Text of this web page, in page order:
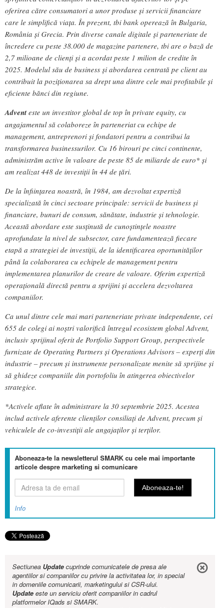
oferirea către consumatori a unor produse și servicii financiare
care le simplifică viața. În prezent, tbi bank operează în Bulgaria,
România și Grecia. Prin diverse canale digitale și parteneriate de
încredere cu peste 38.000 de magazine partenere, tbi are o bază de
2,7 milioane de clienți și a acordat peste 1 milion de credite în
2025. Modelul său de business și abordarea centrată pe client au
contribuit la poziționarea sa drept una dintre cele mai profitabile și
eficiente bănci din regiune.
Adventeste un investitor global de top în private equity, cu
angajamentul să colaboreze în parteneriat cu echipe de
management, antreprenori și fondatori pentru a contribui la
transformarea businessurilor. Cu 16 birouri pe cinci continente,
administrăm active în valoare de peste 85 de miliarde de euro* și
am realizat 448 de investiții în 44 de țări.
De la înființarea noastră, în 1984, am dezvoltat expertiză
specializată în cinci sectoare principale: servicii de business și
financiare, bunuri de consum, sănătate, industrie și tehnologie.
Această abordare este susținută de cunoștințele noastre
aprofundate la nivel de subsector, care fundamentează fiecare
etapă a strategiei de investiții, de la identificarea oportunităților
până la colaborarea cu echipele de management pentru
implementarea planurilor de creare de valoare. Oferim expertiză
operațională directă pentru a sprijini și accelera dezvoltarea
companiilor.
Ca unul dintre cele mai mari parteneriate private independente, cei
655 de colegi ai noștri valorifică întregul ecosistem global Advent,
inclusiv sprijinul oferit de Portfolio Support Group, perspectivele
furnizate de Operating Partners și Operations Advisors – experți din
industrie – precum și instrumente personalizate menite să sprijine și
să ghideze companiile din portofoliu în atingerea obiectivelor
strategice.
*Activele aflate în administrare la 30 septembrie 2025. Acestea
includ activele aferente clienților consiliați de Advent, precum și
vehiculele de co-investiții ale angajaților și terților.
Aboneaza-te la newsletterul SMARK cu cele mai importante
articole despre marketing si comunicare
Info
Sectiunea Updatecuprinde comunicatele de presa ale
agentiilor si companiilor cu privire la activitatea lor, in special
in domeniile comunicarii, marketingului si CSR-ului.
Updateeste un serviciu oferit companiilor in cadrul
platformelor IQads si SMARK.